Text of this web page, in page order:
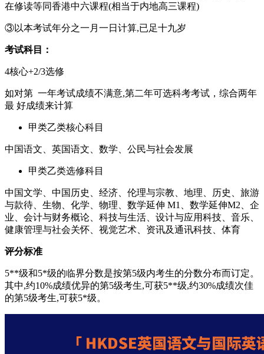
在修读等同香港中六课程(相当于内地高三课程)
③以本考试年分之一月一日计算,已足十九岁
考试科目：
4核心+2/3选修
如对第 一年考试成绩不满意,第二年可选科考考试，综合两年
最 好成绩来计算
甲类乙类核心科目
中国语文、英国语文、数学、公民与社会发展
甲类乙类选修科目
中国文学、中国历史、经济、伦理与宗教、地理、历史、旅游
与款待、生物、化学、物理、数学延伸 M1、数学延伸M2、企
业、会计与财务概论、科技与生活、设计与应用科技、音乐、
健康管理与社会关怀、视觉艺术、资讯及通讯科技、体育
评分标准
5**级和5*级的临界分数是按第5级内考生的分数分布而订定。
其中,约10%成绩优异的第5级考生,可获5**级,约30%成绩次佳
的第5级考生,可获5*级。